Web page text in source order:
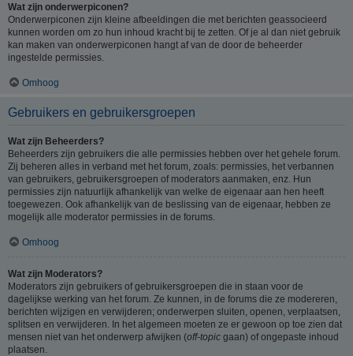
Wat zijn onderwerpiconen?
Onderwerpiconen zijn kleine afbeeldingen die met berichten geassocieerd
kunnen worden om zo hun inhoud kracht bij te zetten. Of je al dan niet gebruik
kan maken van onderwerpiconen hangt af van de door de beheerder
ingestelde permissies.
Omhoog
Gebruikers en gebruikersgroepen
Wat zijn Beheerders?
Beheerders zijn gebruikers die alle permissies hebben over het gehele forum.
Zij beheren alles in verband met het forum, zoals: permissies, het verbannen
van gebruikers, gebruikersgroepen of moderators aanmaken, enz. Hun
permissies zijn natuurlijk afhankelijk van welke de eigenaar aan hen heeft
toegewezen. Ook afhankelijk van de beslissing van de eigenaar, hebben ze
mogelijk alle moderator permissies in de forums.
Omhoog
Wat zijn Moderators?
Moderators zijn gebruikers of gebruikersgroepen die in staan voor de
dagelijkse werking van het forum. Ze kunnen, in de forums die ze modereren,
berichten wijzigen en verwijderen; onderwerpen sluiten, openen, verplaatsen,
splitsen en verwijderen. In het algemeen moeten ze er gewoon op toe zien dat
mensen niet van het onderwerp afwijken (off-topic gaan) of ongepaste inhoud
plaatsen.